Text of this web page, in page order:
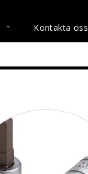
Kontakta oss